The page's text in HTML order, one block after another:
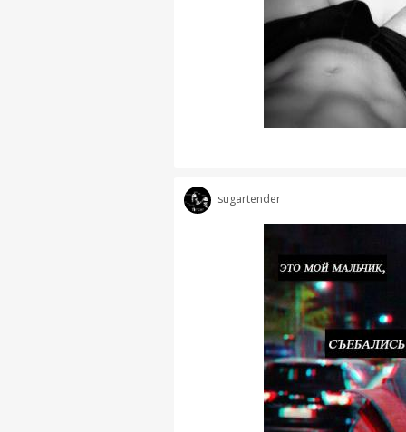
sugartender